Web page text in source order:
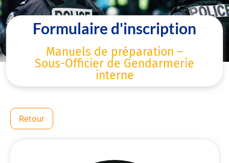
Formulaire d'inscription
Manuels de préparation –
Sous-Officier de Gendarmerie
interne
Retour